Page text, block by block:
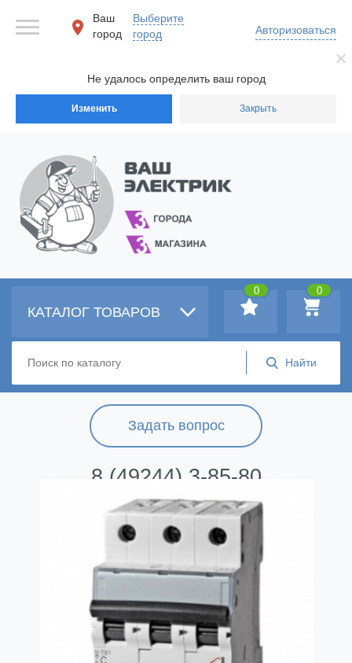
Не удалось определить ваш город
Изменить Закрыть
Ваш
город
Выберите
город
Авторизоваться
Задать вопрос
8 (49244) 3-85-80
КАТАЛОГ ТОВАРОВ
0
0